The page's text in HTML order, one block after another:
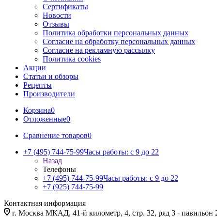
Сертификаты
Новости
Отзывы
Политика обработки персональных данных
Согласие на обработку персональных данных
Согласие на рекламную рассылку
Политика cookies
Акции
Статьи и обзоры
Рецепты
Производители
Корзина0
Отложенные0
Сравнение товаров0
+7 (495) 744-75-99Часы работы: c 9 до 22
Назад
Телефоны
+7 (495) 744-75-99Часы работы: c 9 до 22
+7 (925) 744-75-99
Контактная информация
г. Москва МКАД, 41-й километр, 4, стр. 32, ряд З - павильон